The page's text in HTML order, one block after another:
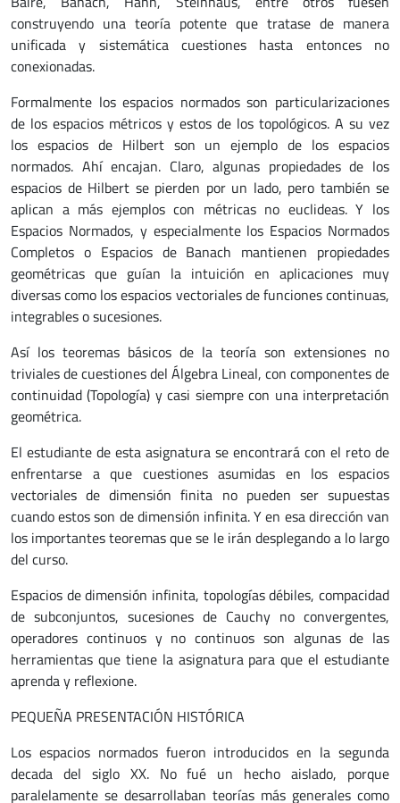
construyendo una teoría potente que tratase de manera
unificada y sistemática cuestiones hasta entonces no
conexionadas.
Formalmente los espacios normados son particularizaciones
de los espacios métricos y estos de los topológicos. A su vez
los espacios de Hilbert son un ejemplo de los espacios
normados. Ahí encajan. Claro, algunas propiedades de los
espacios de Hilbert se pierden por un lado, pero también se
aplican a más ejemplos con métricas no euclideas. Y los
Espacios Normados, y especialmente los Espacios Normados
Completos o Espacios de Banach mantienen propiedades
geométricas que guían la intuición en aplicaciones muy
diversas como los espacios vectoriales de funciones continuas,
integrables o sucesiones.
Así los teoremas básicos de la teoría son extensiones no
triviales de cuestiones del Álgebra Lineal, con componentes de
continuidad (Topología) y casi siempre con una interpretación
geométrica.
El estudiante de esta asignatura se encontrará con el reto de
enfrentarse a que cuestiones asumidas en los espacios
vectoriales de dimensión finita no pueden ser supuestas
cuando estos son de dimensión infinita. Y en esa dirección van
los importantes teoremas que se le irán desplegando a lo largo
del curso.
Espacios de dimensión infinita, topologías débiles, compacidad
de subconjuntos, sucesiones de Cauchy no convergentes,
operadores continuos y no continuos son algunas de las
herramientas que tiene la asignatura para que el estudiante
aprenda y reflexione.
PEQUEÑA PRESENTACIÓN HISTÓRICA
Los espacios normados fueron introducidos en la segunda
decada del siglo XX. No fué un hecho aislado, porque
paralelamente se desarrollaban teorías más generales como